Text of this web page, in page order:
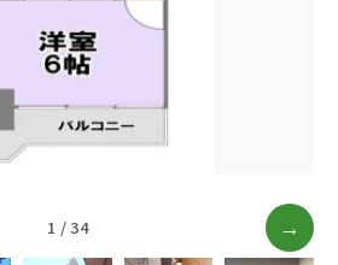
1 / 34 →
6909-2648
：00～19：00（定休日 水曜日）